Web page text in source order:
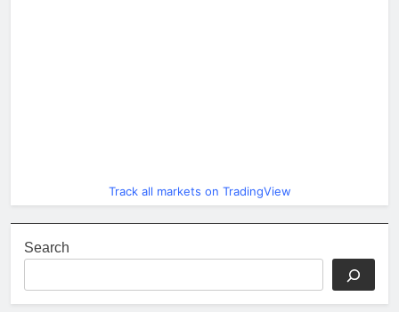
Track all markets on TradingView
Search